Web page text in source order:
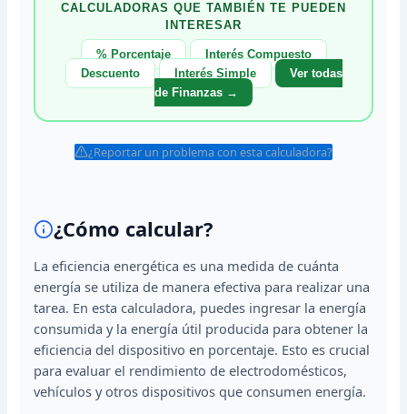
CALCULADORAS QUE TAMBIÉN TE PUEDEN
INTERESAR
% Porcentaje
Interés Compuesto
Descuento
Interés Simple
Ver todas
de Finanzas →
¿Reportar un problema con esta calculadora?
¿Cómo calcular?
La eficiencia energética es una medida de cuánta
energía se utiliza de manera efectiva para realizar una
tarea. En esta calculadora, puedes ingresar la energía
consumida y la energía útil producida para obtener la
eficiencia del dispositivo en porcentaje. Esto es crucial
para evaluar el rendimiento de electrodomésticos,
vehículos y otros dispositivos que consumen energía.